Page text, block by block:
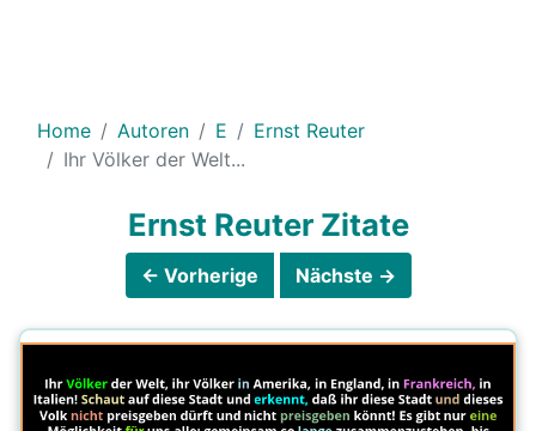
Home Autoren E
Ernst Reuter
Ihr Völker der Welt...
Ernst Reuter Zitate
← Vorherige Nächste →